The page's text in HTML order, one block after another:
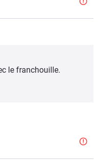
le franchouille.